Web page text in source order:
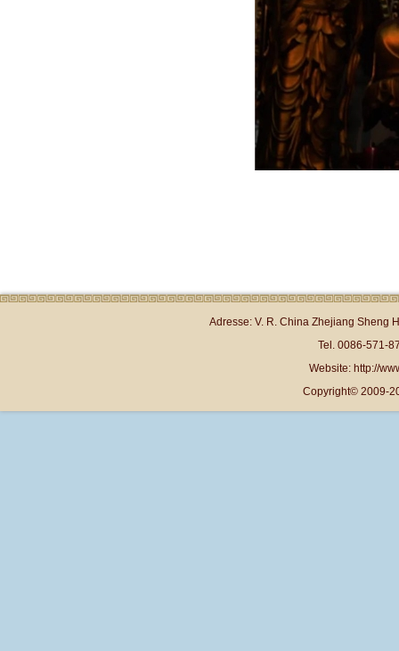
Adresse: V. R. China Zhejiang Sheng
Tel. 0086-571-
Website: http://
Copyright© 2009-